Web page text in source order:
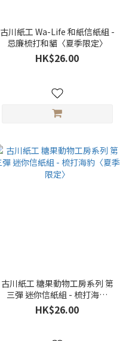
古川紙工 Wa-Life 和紙信紙組 -
忌廉梳打和貓〈夏季限定〉
HK$26.00
古川紙工 糖果動物工房系列 第
三彈 迷你信紙組 - 梳打海豹
〈夏季限定〉
HK$26.00